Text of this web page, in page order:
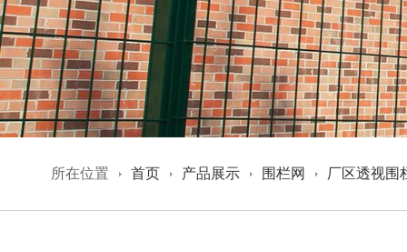
所在位置 首页 产品展示 围栏网 厂区透视围